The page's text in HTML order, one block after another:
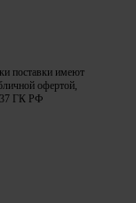
поставки имеют
офертой,
ГК РФ